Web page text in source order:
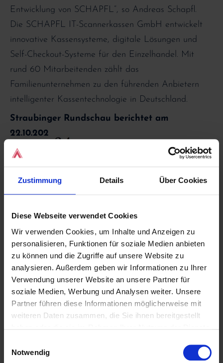
Zustimmung Details Über Cookies
Diese Webseite verwendet Cookies
Wir verwenden Cookies, um Inhalte und Anzeigen zu
personalisieren, Funktionen für soziale Medien anbieten
zu können und die Zugriffe auf unsere Website zu
analysieren. Außerdem geben wir Informationen zu Ihrer
Verwendung unserer Website an unsere Partner für
soziale Medien, Werbung und Analysen weiter. Unsere
Partner führen diese Informationen möglicherweise mit
weiteren Daten zusammen, die Sie ihnen bereitgestellt
Notwendig
Entwicklung von SCHAPFL“, so Andreas Schapfl.
Die SCHAPFL IT-Scannerkassen GmbH entwickelt
innovative Kassensysteme, digitale Lösungen und
Self-Checkout-Systeme für den Einzelhandel. Mit
rund 60 Mitarbeitenden zählt das
Familienunternehmen zu den führenden Anbietern
intelligenter Kassentechnologie in Deutschland.
Straubinger Rundschau berichtet am
22.10.2025: